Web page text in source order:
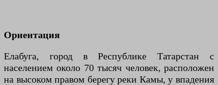
Ориентация
Елабуга, город в Республике Татарстан с
населением около 70 тысяч человек, расположен
на высоком правом берегу реки Камы, у впадения